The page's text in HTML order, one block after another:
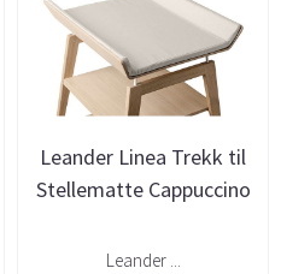
Leander Linea Trekk til
Stellematte Cappuccino
Leander ...